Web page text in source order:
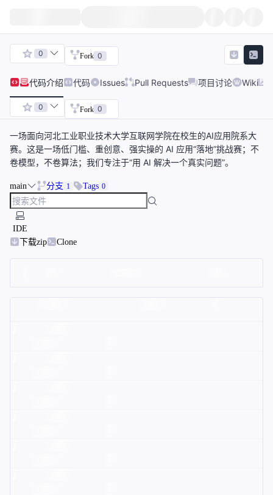
0 Fork 0
代码介绍 代码 Issues Pull Requests 项目讨论 Wiki
0 Fork 0
一场面向河北工业职业技术大学互联网学院在校生的AI应用院系大
赛。这是一场低门槛、重创意、强实操的 AI 应用“落地”挑战赛；不
卷模型，不卷算法；我们专注于“用 AI 解决一个真实问题”。
main 分支 1 Tags 0
IDE
下载zip
Clone